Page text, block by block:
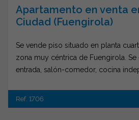
Apartamento en venta
Ciudad (Fuengirola)
Se vende piso situado en planta
zona muy céntrica de Fuengirola.
entrada, salón-comedor, cocina
comercios, farmacias, mercado,
Ref. 1706